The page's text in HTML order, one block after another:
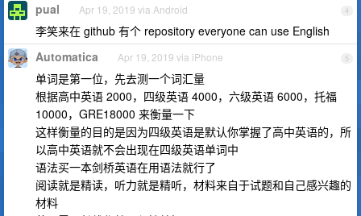
4
pual Apr 19, 2019 via Android
李笑来在 github 有个 repository everyone can use English
5
Automatica Apr 19, 2019 via iPhone
单词是第一位，先去测一个词汇量
根据高中英语 2000，四级英语 4000，六级英语 6000，托福
10000，GRE18000 来衡量一下
这样衡量的目的是因为四级英语是默认你掌握了高中英语的，所
以高中英语就不会出现在四级英语单词中
语法买一本剑桥英语在用语法就行了
阅读就是精读，听力就是精听，材料来自于试题和自己感兴趣的
材料